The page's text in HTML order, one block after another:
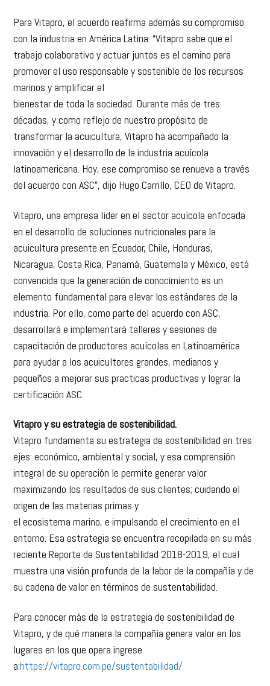
Para Vitapro, el acuerdo reafirma además su compromiso
con la industria en América Latina: “Vitapro sabe que el
trabajo colaborativo y actuar juntos es el camino para
promover el uso responsable y sostenible de los recursos
marinos y amplificar el
bienestar de toda la sociedad. Durante más de tres
décadas, y como reflejo de nuestro propósito de
transformar la acuicultura, Vitapro ha acompañado la
innovación y el desarrollo de la industria acuícola
latinoamericana. Hoy, ese compromiso se renueva a través
del acuerdo con ASC”, dijo Hugo Carrillo, CEO de Vitapro.
Vitapro, una empresa líder en el sector acuícola enfocada
en el desarrollo de soluciones nutricionales para la
acuicultura presente en Ecuador, Chile, Honduras,
Nicaragua, Costa Rica, Panamá, Guatemala y México, está
convencida que la generación de conocimiento es un
elemento fundamental para elevar los estándares de la
industria. Por ello, como parte del acuerdo con ASC,
desarrollará e implementará talleres y sesiones de
capacitación de productores acuícolas en Latinoamérica
para ayudar a los acuicultores grandes, medianos y
pequeños a mejorar sus practicas productivas y lograr la
certificación ASC.
Vitapro y su estrategia de sostenibilidad.
Vitapro fundamenta su estrategia de sostenibilidad en tres
ejes: económico, ambiental y social, y esa comprensión
integral de su operación le permite generar valor
maximizando los resultados de sus clientes; cuidando el
origen de las materias primas y
el ecosistema marino, e impulsando el crecimiento en el
entorno. Esa estrategia se encuentra recopilada en su más
reciente Reporte de Sustentabilidad 2018-2019, el cual
muestra una visión profunda de la labor de la compañía y de
su cadena de valor en términos de sustentabilidad.
Para conocer más de la estrategia de sostenibilidad de
Vitapro, y de qué manera la compañía genera valor en los
lugares en los que opera ingrese
a:https://vitapro.com.pe/sustentabilidad/